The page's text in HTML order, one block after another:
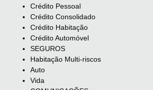
Crédito Pessoal
Crédito Consolidado
Crédito Habitação
Crédito Automóvel
SEGUROS
Habitação Multi-riscos
Auto
Vida